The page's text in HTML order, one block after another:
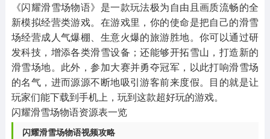
《闪耀滑雪场物语》是一款玩法极为自由且画质流畅的全
新模拟经营类游戏。在游戏里，你的使命是把自己的滑雪
场经营成人气爆棚、生意火爆的旅游胜地。你可以通过研
发科技，增添各类滑雪设备；还能够开拓雪山，打造新的
滑雪场地。此外，参加大赛并勇夺冠军，以此打响滑雪场
的名气，进而源源不断地吸引游客前来度假。目的就是让
玩家们能下载到手机上，玩到这款超好玩的游戏。
闪耀滑雪场物语资源表一览
闪耀滑雪场物语视频攻略